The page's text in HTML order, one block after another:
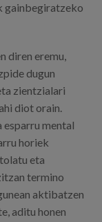
gainbegiratzeko
diren eremu,
dugun
zientzialari
diot orain.
esparru mental
horiek
eta
termino
aktibatzen
aditu honen